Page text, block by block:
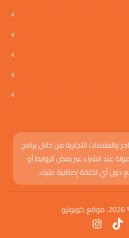
التجارية من خلال برامج
عند الشراء عبر بعض الروابط أو
دون أي تكلفة إضافية عليك.
تيك توك إنستجرام